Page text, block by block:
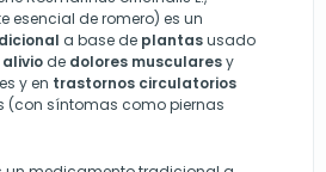
esencial de romero) es un
a base de plantasusado
alivio de dolores muscularesy
y en trastornos circulatorios
(con síntomas como piernas